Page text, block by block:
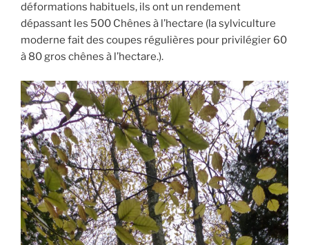
déformations habituels, ils ont un rendement
dépassant les 500 Chênes à l’hectare (la sylviculture
moderne fait des coupes régulières pour privilégier 60
à 80 gros chênes à l’hectare.).